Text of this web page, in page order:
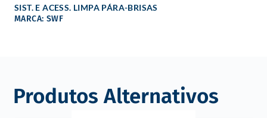
SIST. E ACESS. LIMPA PÁRA-BRISAS
MARCA: SWF
Produtos Alternativos